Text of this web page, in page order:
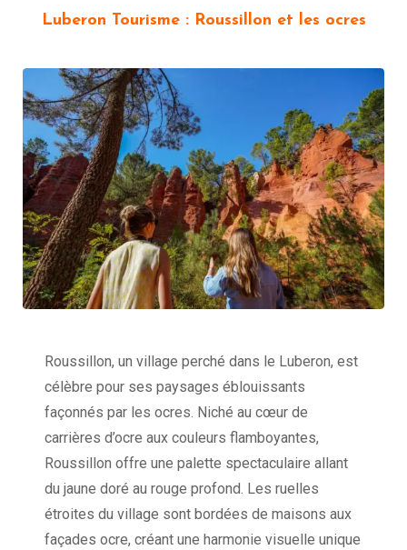
Luberon Tourisme : Roussillon et les ocres
Roussillon, un village perché dans le Luberon, est
célèbre pour ses paysages éblouissants
façonnés par les ocres. Niché au cœur de
carrières d’ocre aux couleurs flamboyantes,
Roussillon offre une palette spectaculaire allant
du jaune doré au rouge profond. Les ruelles
étroites du village sont bordées de maisons aux
façades ocre, créant une harmonie visuelle unique